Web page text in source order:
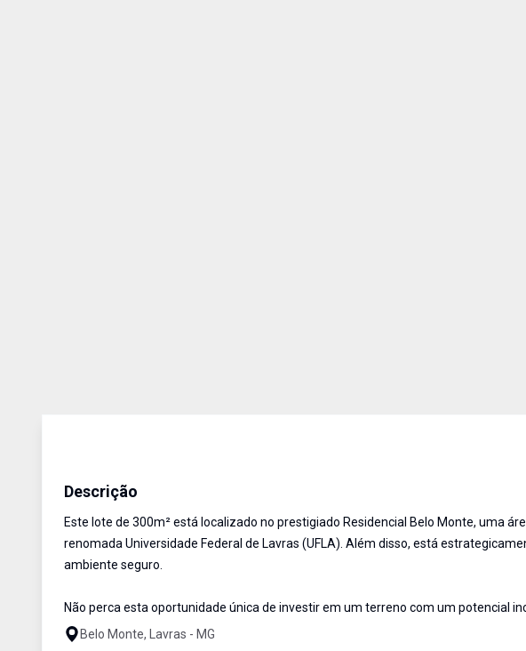
Descrição
Este lote de 300m² está localizado no prestigiado Residencial Belo Monte, uma
renomada Universidade Federal de Lavras (UFLA). Além disso, está
ambiente seguro.
Não perca esta oportunidade única de investir em um terreno com um potencial
Belo Monte, Lavras - MG